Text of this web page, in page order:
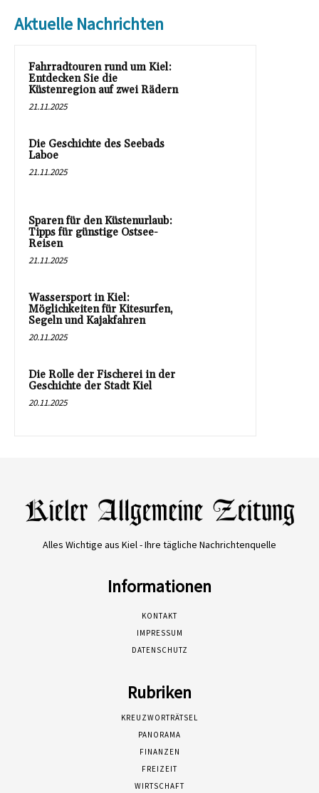
Aktuelle Nachrichten
Fahrradtouren rund um Kiel:
Entdecken Sie die
Küstenregion auf zwei Rädern
21.11.2025
Die Geschichte des Seebads
Laboe
21.11.2025
Sparen für den Küstenurlaub:
Tipps für günstige Ostsee-
Reisen
21.11.2025
Wassersport in Kiel:
Möglichkeiten für Kitesurfen,
Segeln und Kajakfahren
20.11.2025
Die Rolle der Fischerei in der
Geschichte der Stadt Kiel
20.11.2025
Alles Wichtige aus Kiel - Ihre tägliche Nachrichtenquelle
Informationen
KONTAKT
IMPRESSUM
DATENSCHUTZ
Rubriken
KREUZWORTRÄTSEL
PANORAMA
FINANZEN
FREIZEIT
WIRTSCHAFT